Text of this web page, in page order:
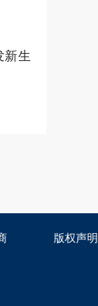
新生
版权声明